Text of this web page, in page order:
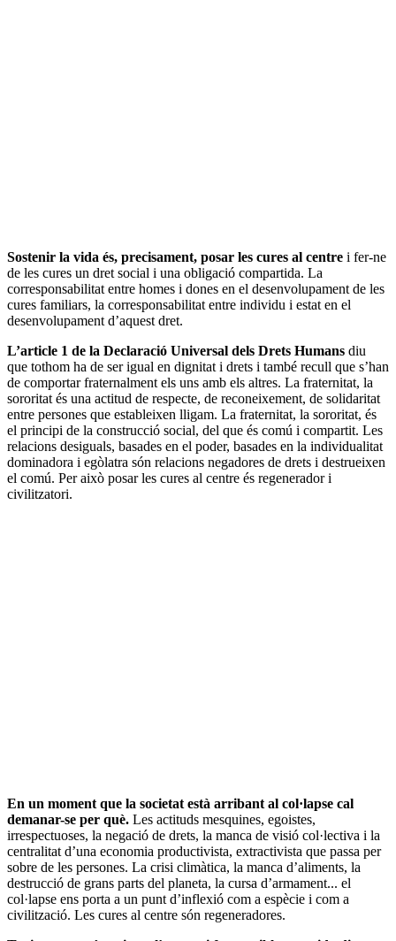
Sostenir la vida és, precisament, posar les cures al centre i fer-ne
de les cures un dret social i una obligació compartida. La
corresponsabilitat entre homes i dones en el desenvolupament de les
cures familiars, la corresponsabilitat entre individu i estat en el
desenvolupament d’aquest dret.
L’article 1 de la Declaració Universal dels Drets Humans diu
que tothom ha de ser igual en dignitat i drets i també recull que s’han
de comportar fraternalment els uns amb els altres. La fraternitat, la
sororitat és una actitud de respecte, de reconeixement, de solidaritat
entre persones que estableixen lligam. La fraternitat, la sororitat, és
el principi de la construcció social, del que és comú i compartit. Les
relacions desiguals, basades en el poder, basades en la individualitat
dominadora i egòlatra són relacions negadores de drets i destrueixen
el comú. Per això posar les cures al centre és regenerador i
civilitzatori.
En un moment que la societat està arribant al col·lapse cal
demanar-se per què. Les actituds mesquines, egoistes,
irrespectuoses, la negació de drets, la manca de visió col·lectiva i la
centralitat d’una economia productivista, extractivista que passa per
sobre de les persones. La crisi climàtica, la manca d’aliments, la
destrucció de grans parts del planeta, la cursa d’armament... el
col·lapse ens porta a un punt d’inflexió com a espècie i com a
civilització. Les cures al centre són regeneradores.